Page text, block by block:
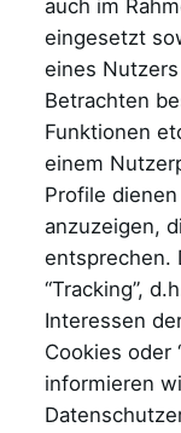
auch im
eingesetzt
eines
Betrachten
Funktionen
einem
Profile
anzuzeigen,
entsprechen.
“Tracking”,
Interessen
Cookies oder
informieren